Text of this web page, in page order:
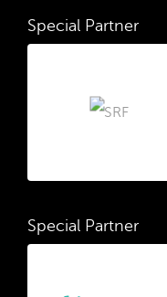
Special Partner
Special Partner